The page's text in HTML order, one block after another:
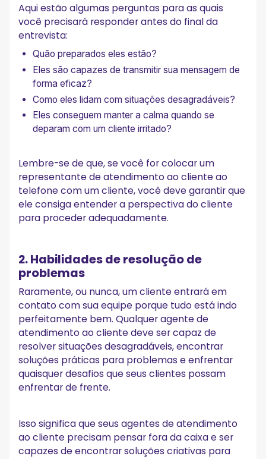
Aqui estão algumas perguntas para as quais
você precisará responder antes do final da
entrevista:
Quão preparados eles estão?
Eles são capazes de transmitir sua mensagem de
forma eficaz?
Como eles lidam com situações desagradáveis?
Eles conseguem manter a calma quando se
deparam com um cliente irritado?
Lembre-se de que, se você for colocar um
representante de atendimento ao cliente ao
telefone com um cliente, você deve garantir que
ele consiga entender a perspectiva do cliente
para proceder adequadamente.
2. Habilidades de resolução de
problemas
Raramente, ou nunca, um cliente entrará em
contato com sua equipe porque tudo está indo
perfeitamente bem. Qualquer agente de
atendimento ao cliente deve ser capaz de
resolver situações desagradáveis, encontrar
soluções práticas para problemas e enfrentar
quaisquer desafios que seus clientes possam
enfrentar de frente.
Isso significa que seus agentes de atendimento
ao cliente precisam pensar fora da caixa e ser
capazes de encontrar soluções criativas para